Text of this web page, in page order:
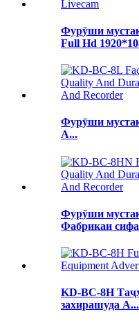
Фурӯши
Full Hd
Фурӯши
A...
Фурӯши
Фабрикаи
KD-BC-8H
захирашуда A...